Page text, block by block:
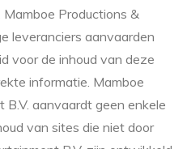
Productions &
leveranciers aanvaarden
voor de inhoud van deze
informatie. Mamboe
aanvaardt geen enkele
van sites die niet door